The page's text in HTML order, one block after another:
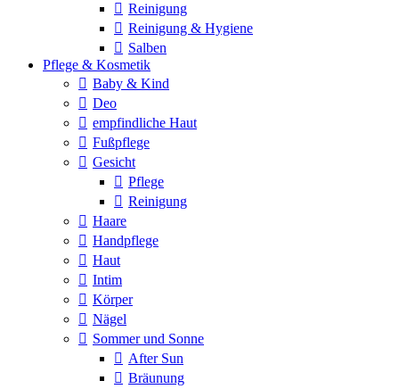
Reinigung
Reinigung & Hygiene
Salben
Pflege & Kosmetik
Baby & Kind
Deo
empfindliche Haut
Fußpflege
Gesicht
Pflege
Reinigung
Haare
Handpflege
Haut
Intim
Körper
Nägel
Sommer und Sonne
After Sun
Bräunung